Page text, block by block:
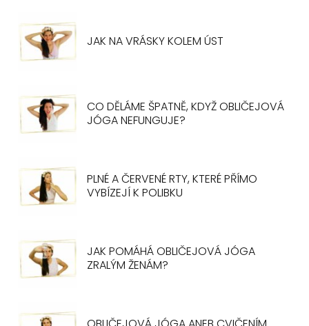
JAK NA VRÁSKY KOLEM ÚST
CO DĚLÁME ŠPATNĚ, KDYŽ OBLIČEJOVÁ
JÓGA NEFUNGUJE?
PLNÉ A ČERVENÉ RTY, KTERÉ PŘÍMO
VYBÍZEJÍ K POLIBKU
JAK POMÁHÁ OBLIČEJOVÁ JÓGA
ZRALÝM ŽENÁM?